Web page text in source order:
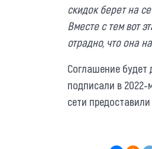
скидок берет на
Вместе с тем вот
отрадно, что она
Соглашение будет
подписали в 2022-
сети